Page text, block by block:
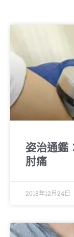
姿治通鑑
肘痛
2018年12月24日